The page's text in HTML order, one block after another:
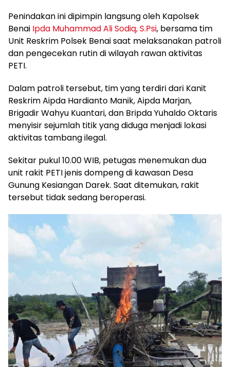
Penindakan ini dipimpin langsung oleh Kapolsek
Benai Ipda Muhammad Ali Sodiq, S.Psi, bersama tim
Unit Reskrim Polsek Benai saat melaksanakan patroli
dan pengecekan rutin di wilayah rawan aktivitas
PETI.
Dalam patroli tersebut, tim yang terdiri dari Kanit
Reskrim Aipda Hardianto Manik, Aipda Marjan,
Brigadir Wahyu Kuantari, dan Bripda Yuhaldo Oktaris
menyisir sejumlah titik yang diduga menjadi lokasi
aktivitas tambang ilegal.
Sekitar pukul 10.00 WIB, petugas menemukan dua
unit rakit PETI jenis dompeng di kawasan Desa
Gunung Kesiangan Darek. Saat ditemukan, rakit
tersebut tidak sedang beroperasi.